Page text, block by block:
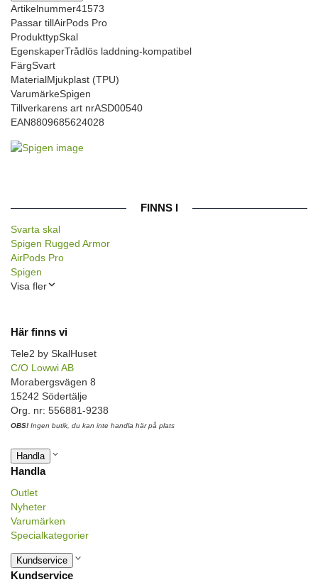
Artikelnummer41573
Passar tillAirPods Pro
ProdukttypSkal
EgenskaperTrådlös laddning-kompatibel
FärgSvart
MaterialMjukplast (TPU)
VarumärkeSpigen
Tillverkarens art nrASD00540
EAN8809685624028
FINNS I
Svarta skal
Spigen Rugged Armor
AirPods Pro
Spigen
Visa fler
Här finns vi
Tele2 by SkalHuset
C/O Lowwi AB
Morabergsvägen 8
15242 Södertälje
Org. nr: 556881-9238
OBS! Ingen butik, du kan inte handla här på plats
Handla
Handla
Outlet
Nyheter
Varumärken
Specialkategorier
Kundservice
Kundservice